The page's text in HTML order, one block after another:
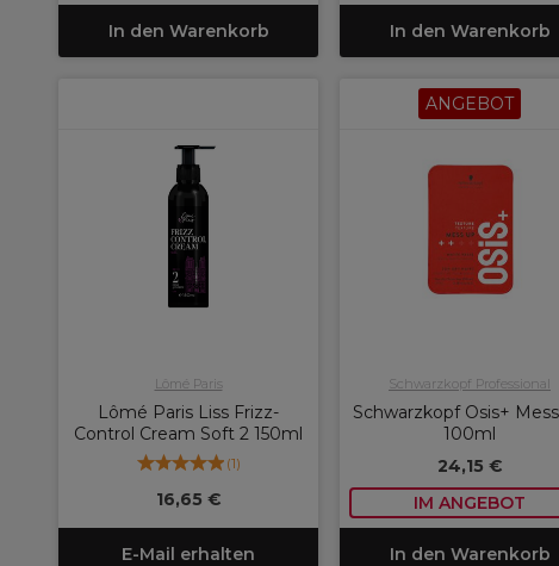
In den Warenkorb In den Warenkorb
Lômé Paris
Lômé Paris Liss Frizz-
Control Cream Soft 2 150ml
(1)
16,65 €
E-Mail erhalten
ANGEBOT
Schwarzkopf Professional
Schwarzkopf Osis+
100ml
24,15 €
IM ANGEBOT
In den Warenkorb